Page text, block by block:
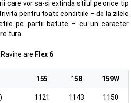
care vor sa-si extinda stilul pe orice tip
pentru toate conditiile – de la zilele
pe partii batute – cu un caracter
tura.
are Flex 6
155 158 159W
1121 1143 1150